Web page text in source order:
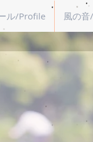
ル/Profile 風の